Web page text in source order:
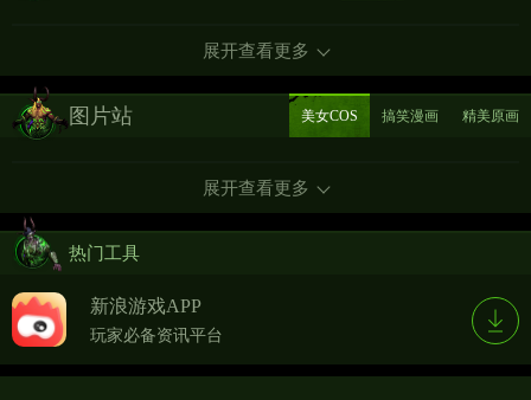
展开查看更多
图片站 美女COS 搞笑漫画 精美原画
展开查看更多
热门工具
新浪游戏APP
玩家必备资讯平台